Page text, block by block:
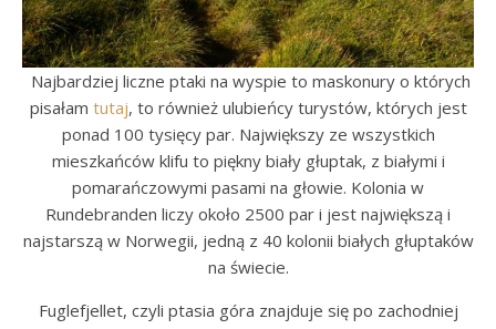
Najbardziej liczne ptaki na wyspie to maskonury o których
pisałam tutaj, to również ulubieńcy turystów, których jest
ponad 100 tysięcy par. Największy ze wszystkich
mieszkańców klifu to piękny biały głuptak, z białymi i
pomarańczowymi pasami na głowie. Kolonia w
Rundebranden liczy około 2500 par i jest największą i
najstarszą w Norwegii, jedną z 40 kolonii białych głuptaków
na świecie.
Fuglefjellet, czyli ptasia góra znajduje się po zachodniej